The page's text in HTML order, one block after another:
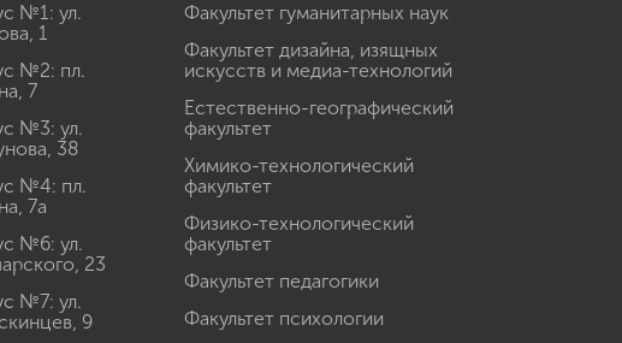
№1: ул.
1
№2: пл.
7
№3: ул.
38
№4: пл.
7а
№6: ул.
23
№7: ул.
9
Факультет гуманитарных наук
Факультет дизайна, изящных
искусств и медиа-технологий
Естественно-географический
факультет
Химико-технологический
факультет
Физико-технологический
факультет
Факультет педагогики
Факультет психологии